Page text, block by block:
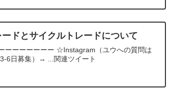
ドとサイクルトレードについて
ーーーーーーー ☆Instagram（ユウへの質問は
6日募集）→ ...関連ツイート